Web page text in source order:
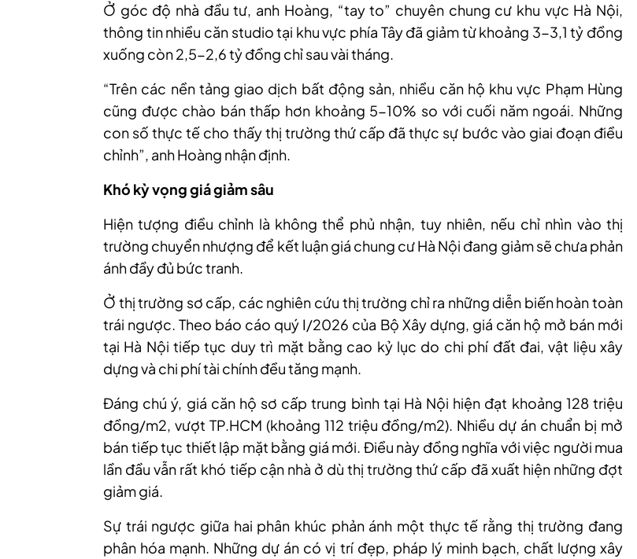
Ở góc độ nhà đầu tư, anh Hoàng, “tay to” chuyên chung cư khu vực Hà Nội,
thông tin nhiều căn studio tại khu vực phía Tây đã giảm từ khoảng 3-3,1 tỷ đồng
xuống còn 2,5-2,6 tỷ đồng chỉ sau vài tháng.
“Trên các nền tảng giao dịch bất động sản, nhiều căn hộ khu vực Phạm Hùng
cũng được chào bán thấp hơn khoảng 5-10% so với cuối năm ngoái. Những
con số thực tế cho thấy thị trường thứ cấp đã thực sự bước vào giai đoạn điều
chỉnh”, anh Hoàng nhận định.
Khó kỳ vọng giá giảm sâu
Hiện tượng điều chỉnh là không thể phủ nhận, tuy nhiên, nếu chỉ nhìn vào thị
trường chuyển nhượng để kết luận giá chung cư Hà Nội đang giảm sẽ chưa phản
ánh đầy đủ bức tranh.
Ở thị trường sơ cấp, các nghiên cứu thị trường chỉ ra những diễn biến hoàn toàn
trái ngược. Theo báo cáo quý I/2026 của Bộ Xây dựng, giá căn hộ mở bán mới
tại Hà Nội tiếp tục duy trì mặt bằng cao kỷ lục do chi phí đất đai, vật liệu xây
dựng và chi phí tài chính đều tăng mạnh.
Đáng chú ý, giá căn hộ sơ cấp trung bình tại Hà Nội hiện đạt khoảng 128 triệu
đồng/m2, vượt TP.HCM (khoảng 112 triệu đồng/m2). Nhiều dự án chuẩn bị mở
bán tiếp tục thiết lập mặt bằng giá mới. Điều này đồng nghĩa với việc người mua
lần đầu vẫn rất khó tiếp cận nhà ở dù thị trường thứ cấp đã xuất hiện những đợt
giảm giá.
Sự trái ngược giữa hai phân khúc phản ánh một thực tế rằng thị trường đang
phân hóa mạnh. Những dự án có vị trí đẹp, pháp lý minh bạch, chất lượng xây